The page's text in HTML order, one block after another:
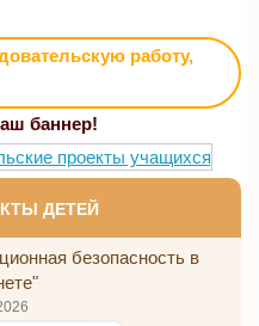
работу,
баннер!
ДЕТЕЙ
безопасность в